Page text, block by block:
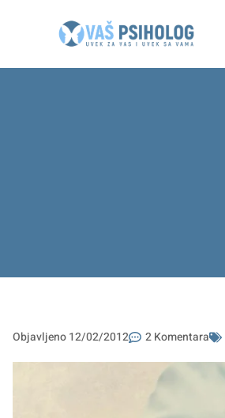
Objavljeno12/02/2012 2 Komentara